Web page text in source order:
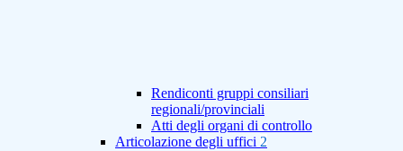
Rendiconti gruppi consiliari
regionali/provinciali
Atti degli organi di controllo
Articolazione degli uffici 2